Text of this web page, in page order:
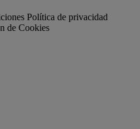
Política de privacidad
de Cookies